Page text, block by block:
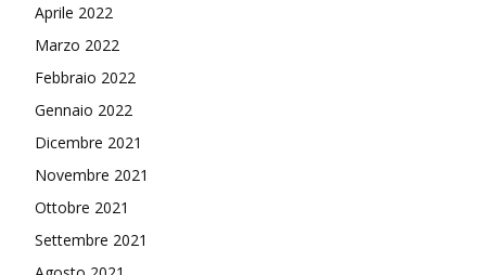
Aprile 2022
Marzo 2022
Febbraio 2022
Gennaio 2022
Dicembre 2021
Novembre 2021
Ottobre 2021
Settembre 2021